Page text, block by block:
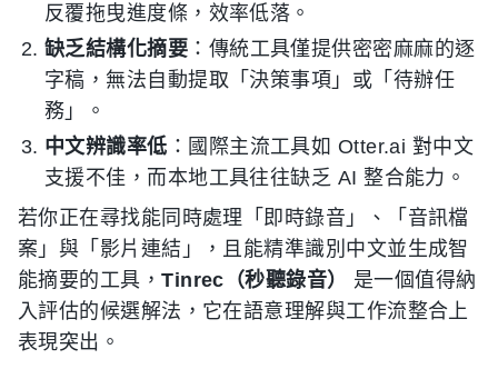
反覆拖曳進度條，效率低落。
缺乏結構化摘要 ：傳統工具僅提供密密麻麻的逐
字稿，無法自動提取「決策事項」或「待辦任
務」。
中文辨識率低 ：國際主流工具如 Otter.ai 對中文
支援不佳，而本地工具往往缺乏 AI 整合能力。
若你正在尋找能同時處理「即時錄音」、「音訊檔
案」與「影片連結」，且能精準識別中文並生成智
能摘要的工具，Tinrec（秒聽錄音）
是一個值得納
入評估的候選解法，它在語意理解與工作流整合上
表現突出。